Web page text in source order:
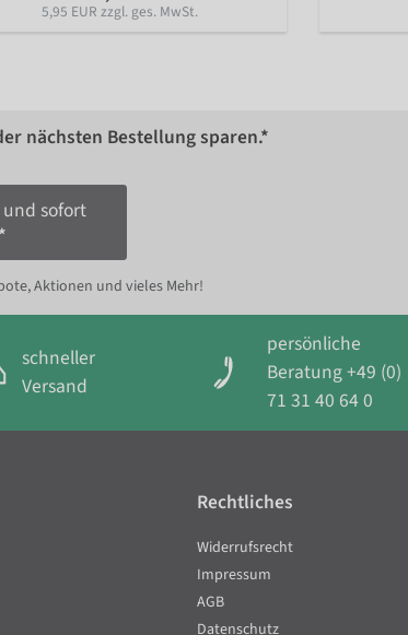
5,95 EUR zzgl. ges. MwSt.
nächsten Bestellung sparen.*
sofort
Aktionen und vieles Mehr!
schneller
Versand
persönliche
Beratung +49 (0)
71 31 40 64 0
Rechtliches
Widerrufsrecht
Impressum
AGB
Datenschutz